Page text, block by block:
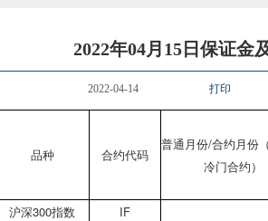
2022年04月15日保证金
2022-04-14 打印
品种 合约代码
普通月份/合约月份
冷门合约）
沪深300指数 IF